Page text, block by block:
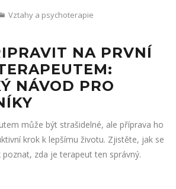
Vztahy a psychoterapie
NA PRVNÍ
NÁVOD PRO
může být strašidelné, ale příprava ho
krok k lepšímu životu. Zjistěte, jak se
zda je terapeut ten správný.